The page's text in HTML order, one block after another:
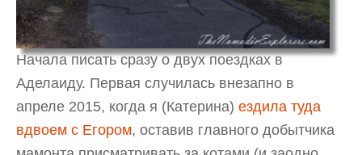
Начала писать сразу о двух поездках в
Аделаиду. Первая случилась внезапно в
апреле 2015, когда я (Катерина) ездила туда
вдвоем с Егором, оставив главного добытчика